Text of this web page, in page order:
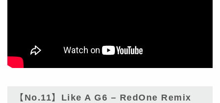
【No.11】Like A G6 – RedOne Remix